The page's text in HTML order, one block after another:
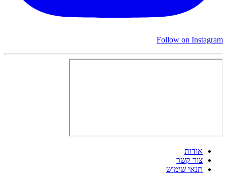
Follow on Instagram
אודות
צור קשר
תנאי שימוש